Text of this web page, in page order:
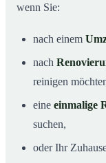
wenn Sie:
nach einem
nach
reinigen
eine einmalige
suchen,
oder Ihr